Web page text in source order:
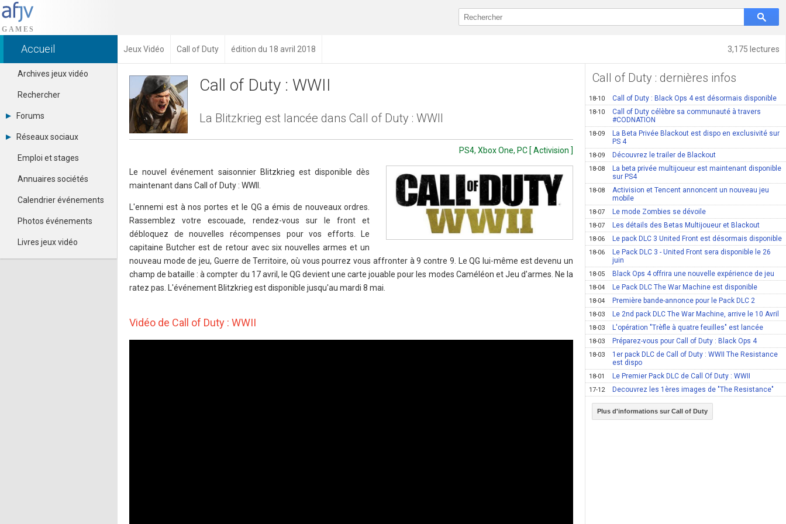
3,175 lectures
Accueil Jeux Vidéo Call of Duty édition du 18 avril 2018
Archives jeux vidéo
Rechercher
Forums
Tous les forums
Se connecter
Contacter un modérateur
Réseaux sociaux
Dailymotion
Facebook
Google+
Pinterest
Youtube
Emploi et stages
Annuaires sociétés
Calendrier événements
Photos événements
Livres jeux vidéo
Call of Duty : WWII
La Blitzkrieg est lancée dans Call of Duty : WWII
PS4, Xbox One, PC [ Activision ]
Le nouvel événement saisonnier Blitzkrieg est disponible dès
maintenant dans Call of Duty : WWII.
L'ennemi est à nos portes et le QG a émis de nouveaux ordres.
Rassemblez votre escouade, rendez-vous sur le front et
débloquez de nouvelles récompenses pour vos efforts. Le
capitaine Butcher est de retour avec six nouvelles armes et un
nouveau mode de jeu, Guerre de Territoire, où vous pourrez vous affronter à 9 contre 9. Le QG lui-même est devenu un
champ de bataille : à compter du 17 avril, le QG devient une carte jouable pour les modes Caméléon et Jeu d'armes. Ne la
ratez pas. L'événement Blitzkrieg est disponible jusqu'au mardi 8 mai.
Vidéo de Call of Duty : WWII
Call of Duty : dernières infos
18-10 Call of Duty : Black Ops 4 est désormais disponible
18-10
Call of Duty célèbre sa communauté à travers
#CODNATION
18-09
La Beta Privée Blackout est dispo en exclusivité sur
PS 4
18-09 Découvrez le trailer de Blackout
18-08
La beta privée multijoueur est maintenant disponible
sur PS4
18-08
Activision et Tencent annoncent un nouveau jeu
mobile
18-07 Le mode Zombies se dévoile
18-07 Les détails des Betas Multijoueur et Blackout
18-06 Le pack DLC 3 United Front est désormais disponible
18-06
Le Pack DLC 3 - United Front sera disponible le 26
juin
18-05 Black Ops 4 offrira une nouvelle expérience de jeu
18-04 Le Pack DLC The War Machine est disponible
18-04 Première bande-annonce pour le Pack DLC 2
18-03 Le 2nd pack DLC The War Machine, arrive le 10 Avril
18-03 L'opération "Trèfle à quatre feuilles" est lancée
18-03 Préparez-vous pour Call of Duty : Black Ops 4
18-03
1er pack DLC de Call of Duty : WWII The Resistance
est dispo
18-01 Le Premier Pack DLC de Call Of Duty : WWII
17-12 Decouvrez les 1ères images de "The Resistance"
Plus d'informations sur Call of Duty